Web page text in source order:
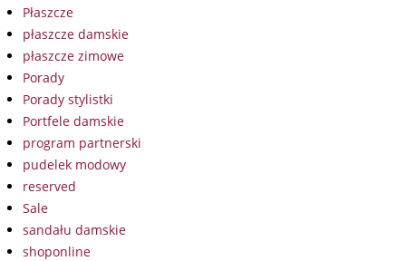
Płaszcze
płaszcze damskie
płaszcze zimowe
Porady
Porady stylistki
Portfele damskie
program partnerski
pudelek modowy
reserved
Sale
sandału damskie
shoponline